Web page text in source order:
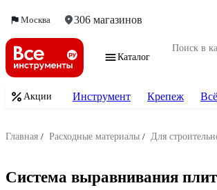
Москва 306 магазинов
Каталог
Акции Инструмент Крепеж
Главная / Расходные материалы / Для
Система выравнивания